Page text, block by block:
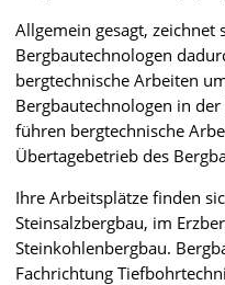
Allgemein gesagt, zeichnet
Bergbautechnologen
bergtechnische Arbeiten
Bergbautechnologen in
führen bergtechnische
Übertagebetrieb des
Ihre Arbeitsplätze finden
Steinsalzbergbau, im
Steinkohlenbergbau.
Fachrichtung